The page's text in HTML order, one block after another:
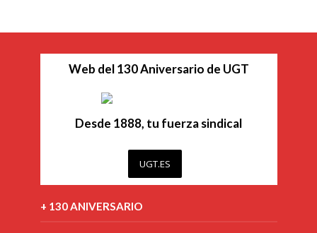
Web del 130 Aniversario de UGT
Desde 1888, tu fuerza sindical
UGT.ES
+ 130 ANIVERSARIO